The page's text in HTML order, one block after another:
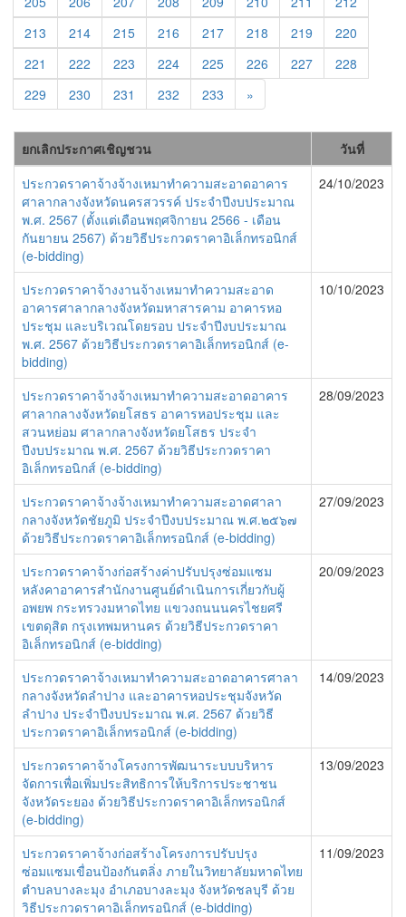
213
214 215 216 217 218 219
220
221
222 223 224 225 226 227
228
229
230 231 232 233 »
ยกเลิกประกาศเชิญชวน
วันที่
ประกวดราคาจ้างจ้างเหมาทำความสะอาดอาคาร
ศาลากลางจังหวัดนครสวรรค์ ประจำปีงบประมาณ
พ.ศ. 2567 (ตั้งแต่เดือนพฤศจิกายน 2566 - เดือน
กันยายน 2567) ด้วยวิธีประกวดราคาอิเล็กทรอนิกส์
(e-bidding)
24/10/2023
ประกวดราคาจ้างงานจ้างเหมาทำความสะอาด
อาคารศาลากลางจังหวัดมหาสารคาม อาคารหอ
ประชุม และบริเวณโดยรอบ ประจำปีงบประมาณ
พ.ศ. 2567 ด้วยวิธีประกวดราคาอิเล็กทรอนิกส์ (e-
bidding)
10/10/2023
ประกวดราคาจ้างจ้างเหมาทำความสะอาดอาคาร
ศาลากลางจังหวัดยโสธร อาคารหอประชุม และ
สวนหย่อม ศาลากลางจังหวัดยโสธร ประจำ
ปีงบประมาณ พ.ศ. 2567 ด้วยวิธีประกวดราคา
อิเล็กทรอนิกส์ (e-bidding)
28/09/2023
ประกวดราคาจ้างจ้างเหมาทำความสะอาดศาลา
กลางจังหวัดชัยภูมิ ประจำปีงบประมาณ พ.ศ.๒๕๖๗
ด้วยวิธีประกวดราคาอิเล็กทรอนิกส์ (e-bidding)
27/09/2023
ประกวดราคาจ้างก่อสร้างค่าปรับปรุงซ่อมแซม
หลังคาอาคารสำนักงานศูนย์ดำเนินการเกี่ยวกับผู้
อพยพ กระทรวงมหาดไทย แขวงถนนนครไชยศรี
เขตดุสิต กรุงเทพมหานคร ด้วยวิธีประกวดราคา
อิเล็กทรอนิกส์ (e-bidding)
20/09/2023
ประกวดราคาจ้างเหมาทำความสะอาดอาคารศาลา
กลางจังหวัดลำปาง และอาคารหอประชุมจังหวัด
ลำปาง ประจำปีงบประมาณ พ.ศ. 2567 ด้วยวิธี
ประกวดราคาอิเล็กทรอนิกส์ (e-bidding)
14/09/2023
ประกวดราคาจ้างโครงการพัฒนาระบบบริหาร
จัดการเพื่อเพิ่มประสิทธิการให้บริการประชาชน
จังหวัดระยอง ด้วยวิธีประกวดราคาอิเล็กทรอนิกส์
(e-bidding)
13/09/2023
ประกวดราคาจ้างก่อสร้างโครงการปรับปรุง
ซ่อมแซมเขื่อนป้องกันตลิ่ง ภายในวิทยาลัยมหาดไทย
ตำบลบางละมุง อำเภอบางละมุง จังหวัดชลบุรี ด้วย
วิธีประกวดราคาอิเล็กทรอนิกส์ (e-bidding)
11/09/2023